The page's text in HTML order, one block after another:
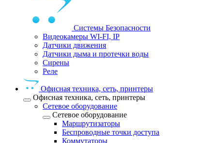
Системы Безопасности
Видеокамеры WI-FI, IP
Датчики движения
Датчики дыма и протечки воды
Сирены
Реле
Офисная техника, cеть, принтеры
Офисная техника, cеть, принтеры
Сетевое оборудование
Сетевое оборудование
Маршрутизаторы
Беспроводные точки доступа
Коммутаторы